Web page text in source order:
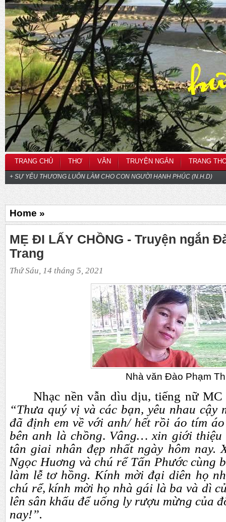
TRANG CHỦ THƠ VĂN TRUYỆN NGẮN TRANG
+ SỰ YÊU THƯƠNG LUÔN LÀM CHO CON NGƯỜI HẠNH PHÚC (N.H.D)
Home »
MẸ ĐI LẤY CHỒNG - Truyện ngắn
Trang
Thứ Sáu, 14 tháng 5, 2021
Nhà văn Đào Phạm Thùy
Nhạc nền vẫn dìu dịu, tiếng nữ
“Thưa quý vị và các bạn, yêu nhau cậy
đã định em về với anh/ hết rồi áo tím
bên anh là chồng. Vâng… xin giới thiệu
tân giai nhân đẹp nhất ngày hôm nay.
Ngọc Huơng và chú rể Tấn Phước cùng
làm lễ tơ hồng. Kính mời đại diên họ
chú rể, kính mời họ nhà gái là ba và dì
lên sân khấu để uống ly rượu mừng của
nay!”.